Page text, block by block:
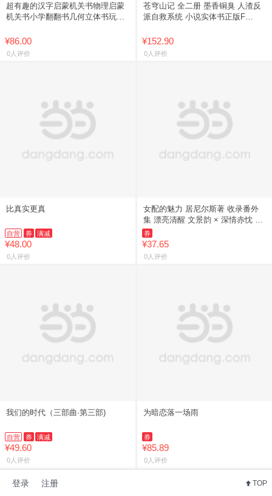
超有趣的汉字启蒙机关书物理启蒙
机关书小学翻翻书几何立体书玩转
体课外书
¥86.00
0人评价
苍穹山记 全二册 墨香铜臭 人渣反
派自救系统 小说实体书正版F
¥152.90
0人评价
比真实更真
自营 券 满减
¥48.00
0人评价
女配的魅力 居尼尔斯著 收录番外
集 漂亮清醒 文景韵 × 深情赤忱 张
妄 青梅竹马久别重逢破镜重圆 青
春小说实体书籍 正
券
¥37.65
0人评价
我们的时代（三部曲·第三部)
自营 券 满减
¥49.60
0人评价
为暗恋落一场雨
券
¥85.89
0人评价
登录 注册 TOP